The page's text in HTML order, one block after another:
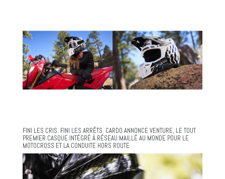
FINI LES CRIS. FINI LES ARRÊTS. CARDO ANNONCE VENTURE, LE TOUT
PREMIER CASQUE INTÉGRÉ À RÉSEAU MAILLÉ AU MONDE POUR LE
MOTOCROSS ET LA CONDUITE HORS ROUTE